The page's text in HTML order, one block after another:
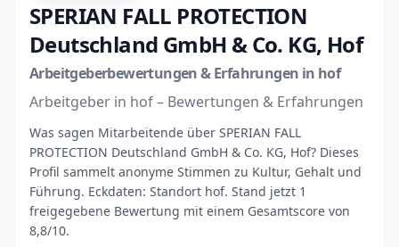
SPERIAN FALL PROTECTION
Deutschland GmbH & Co. KG, Hof
Arbeitgeberbewertungen & Erfahrungen in hof
Arbeitgeber in hof – Bewertungen & Erfahrungen
Was sagen Mitarbeitende über SPERIAN FALL
PROTECTION Deutschland GmbH & Co. KG, Hof? Dieses
Profil sammelt anonyme Stimmen zu Kultur, Gehalt und
Führung. Eckdaten: Standort hof. Stand jetzt 1
freigegebene Bewertung mit einem Gesamtscore von
8,8/10.